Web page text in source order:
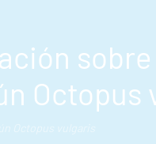
sobre
Octopus